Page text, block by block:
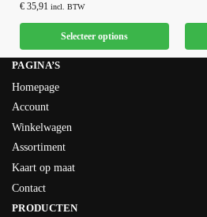
€ 35,91 incl. BTW
Selecteer options
PAGINA’S
Homepage
Account
Winkelwagen
Assortiment
Kaart op maat
Contact
PRODUCTEN